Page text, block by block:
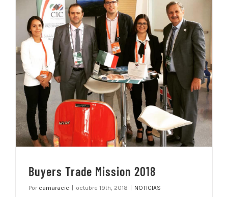
Buyers Trade Mission 2018
Por camaracic octubre 19th, 2018 NOTICIAS